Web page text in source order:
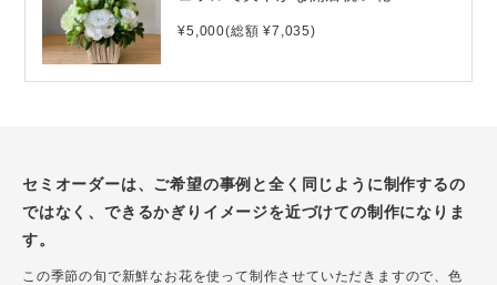
¥5,000(総額 ¥7,035)
セミオーダーは、ご希望の事例と全く同じように制作するの
ではなく、できるかぎりイメージを近づけての制作になりま
す。
この季節の旬で新鮮なお花を使って制作させていただきますので、色